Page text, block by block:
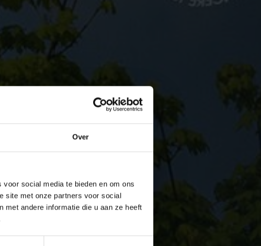
Over
social media te bieden en om ons
site met onze partners voor social
met andere informatie die u aan ze heeft